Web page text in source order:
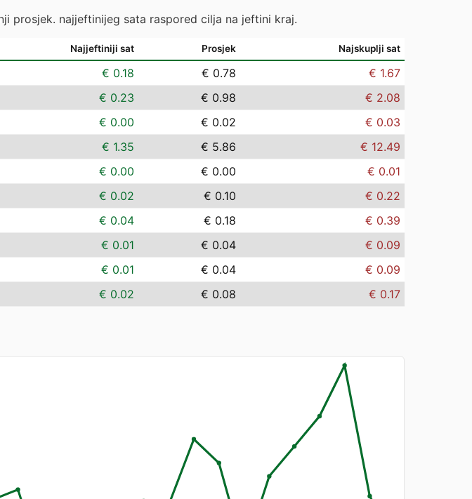
prosjek. najjeftinijeg sata raspored cilja na jeftini kraj.
Najjeftiniji sat Prosjek Najskuplji sat
€ 0.18 € 0.78
€ 1.67
€ 0.23 € 0.98
€ 2.08
€ 0.00 € 0.02
€ 0.03
€ 1.35 € 5.86
€ 12.49
€ 0.00 € 0.00
€ 0.01
€ 0.02 € 0.10
€ 0.22
€ 0.04 € 0.18
€ 0.39
€ 0.01 € 0.04
€ 0.09
€ 0.01 € 0.04
€ 0.09
€ 0.02 € 0.08 € 0.17